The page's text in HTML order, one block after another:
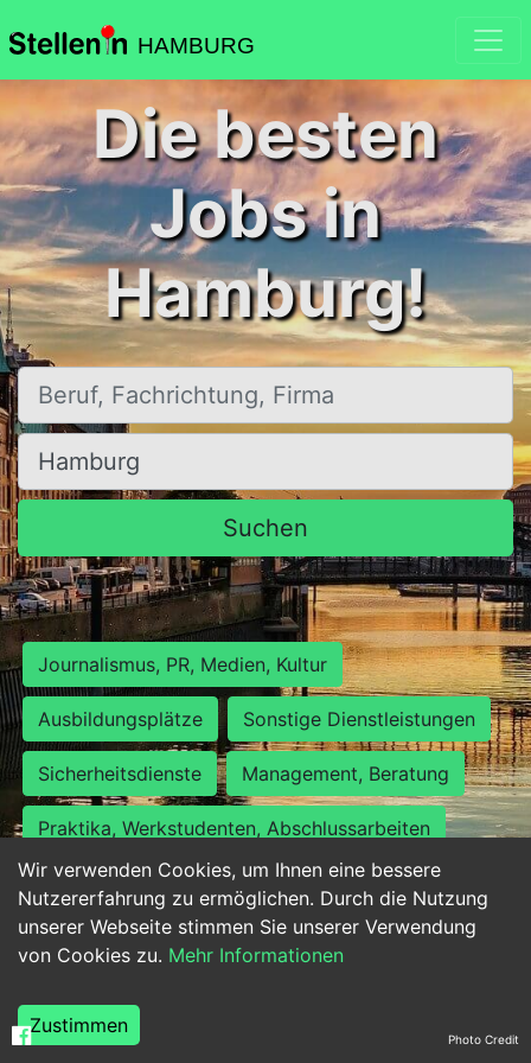
HAMBURG
Wir verwenden Cookies, um Ihnen eine bessere
Nutzererfahrung zu ermöglichen. Durch die Nutzung
unserer Webseite stimmen Sie unserer Verwendung
von Cookies zu. Mehr Informationen
Zustimmen
Die besten
Jobs in
Hamburg!
Beruf, Fachrichtung, Firma
Ort, Stadt
Suchen
Journalismus, PR, Medien, Kultur
Ausbildungsplätze Sonstige Dienstleistungen
Sicherheitsdienste Management, Beratung
Praktika, Werkstudenten, Abschlussarbeiten
Personalwesen Assistenz, Sekretariat
Hilfskräfte, Aushilfs- und Nebenjobs
Weiterbildung, Studium, duale Ausbildung Photo Credit